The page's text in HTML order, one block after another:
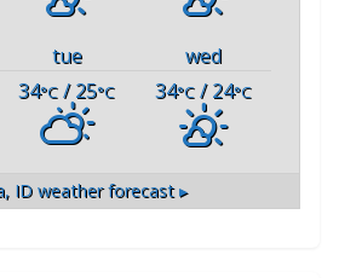
tue
wed
34°C / 25°C 34°C/ 24°C
IDweather forecast ▸